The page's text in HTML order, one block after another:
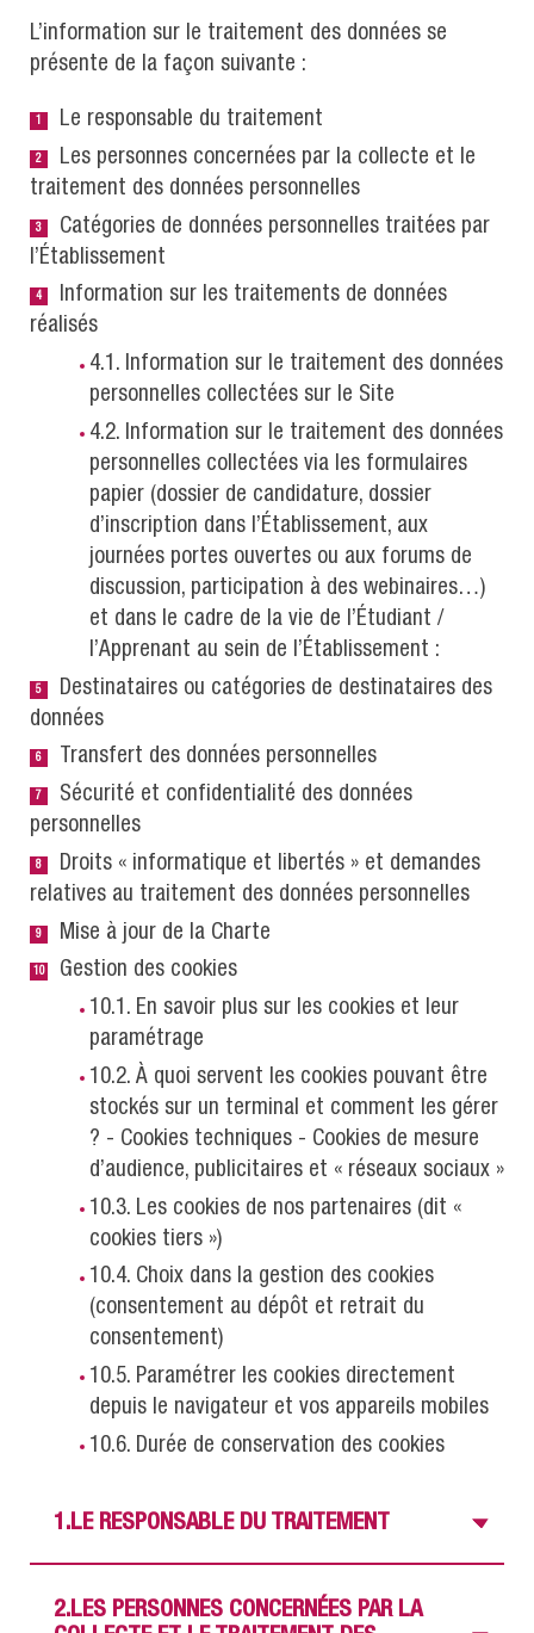
L’information sur le traitement des données se
présente de la façon suivante :
Le responsable du traitement
Les personnes concernées par la collecte et le
traitement des données personnelles
Catégories de données personnelles traitées par
l’Établissement
Information sur les traitements de données
réalisés
4.1. Information sur le traitement des données
personnelles collectées sur le Site
4.2. Information sur le traitement des données
personnelles collectées via les formulaires
papier (dossier de candidature, dossier
d’inscription dans l’Établissement, aux
journées portes ouvertes ou aux forums de
discussion, participation à des webinaires…)
et dans le cadre de la vie de l’Étudiant /
l’Apprenant au sein de l’Établissement :
Destinataires ou catégories de destinataires des
données
Transfert des données personnelles
Sécurité et confidentialité des données
personnelles
Droits « informatique et libertés » et demandes
relatives au traitement des données personnelles
Mise à jour de la Charte
Gestion des cookies
10.1. En savoir plus sur les cookies et leur
paramétrage
10.2. À quoi servent les cookies pouvant être
stockés sur un terminal et comment les gérer
? - Cookies techniques - Cookies de mesure
d’audience, publicitaires et « réseaux sociaux »
10.3. Les cookies de nos partenaires (dit «
cookies tiers »)
10.4. Choix dans la gestion des cookies
(consentement au dépôt et retrait du
consentement)
10.5. Paramétrer les cookies directement
depuis le navigateur et vos appareils mobiles
10.6. Durée de conservation des cookies
1.LE RESPONSABLE DU TRAITEMENT
2.LES PERSONNES CONCERNÉES PAR LA